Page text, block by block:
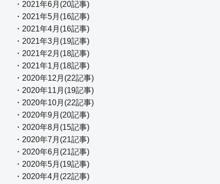
・2021年6月(20記事)
・2021年5月(16記事)
・2021年4月(16記事)
・2021年3月(19記事)
・2021年2月(18記事)
・2021年1月(18記事)
・2020年12月(22記事)
・2020年11月(19記事)
・2020年10月(22記事)
・2020年9月(20記事)
・2020年8月(15記事)
・2020年7月(21記事)
・2020年6月(21記事)
・2020年5月(19記事)
・2020年4月(22記事)